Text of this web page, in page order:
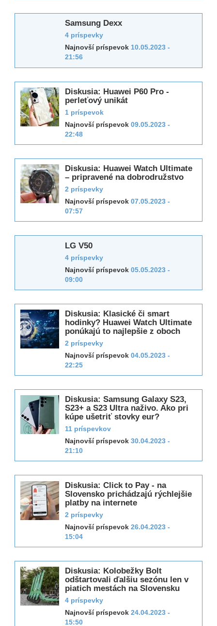
Samsung Dexx
4 príspevky
Najnovší príspevok 10.05.2023 -
21:56
Diskusia: Huawei P60 Pro -
perleťový unikát
1 príspevok
Najnovší príspevok09.05.2023 -
22:48
Diskusia: Huawei Watch Ultimate
– pripravené na dobrodružstvo
2 príspevky
Najnovší príspevok07.05.2023 -
07:57
LG V50
4 príspevky
Najnovší príspevok05.05.2023 -
09:00
Diskusia: Klasické či smart
hodinky? Huawei Watch Ultimate
ponúkajú to najlepšie z oboch
2 príspevky
Najnovší príspevok04.05.2023 -
22:25
Diskusia: Samsung Galaxy S23,
S23+ a S23 Ultra naživo. Ako pri
kúpe ušetriť stovky eur?
11 príspevkov
Najnovší príspevok30.04.2023 -
21:10
Diskusia: Click to Pay - na
Slovensko prichádzajú rýchlejšie
platby na internete
2 príspevky
Najnovší príspevok26.04.2023 -
15:04
Diskusia: Kolobežky Bolt
odštartovali ďalšiu sezónu len v
piatich mestách na Slovensku
4 príspevky
Najnovší príspevok24.04.2023 -
15:50